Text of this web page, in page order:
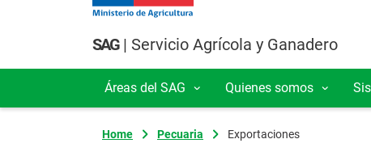
Pasar al contenido principal
SAG| Servicio Agrícola y Ganadero
Navegación principal
Áreas del SAG Quienes somos
Home Pecuaria Exportaciones